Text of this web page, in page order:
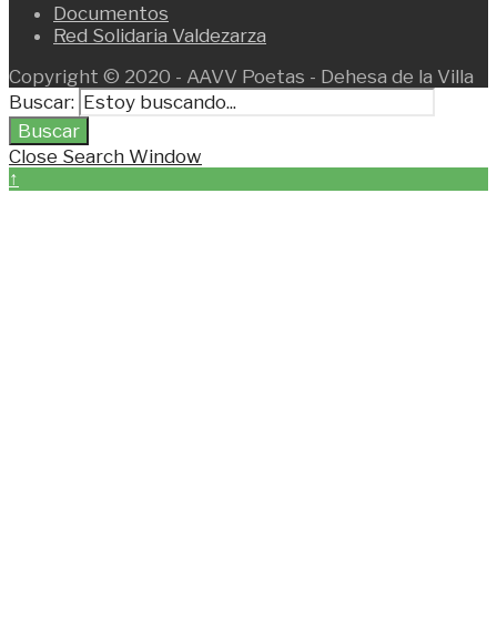
Documentos
Red Solidaria Valdezarza
Copyright © 2020 - AAVV Poetas - Dehesa de la Villa
Buscar:
Buscar
Close Search Window
↑